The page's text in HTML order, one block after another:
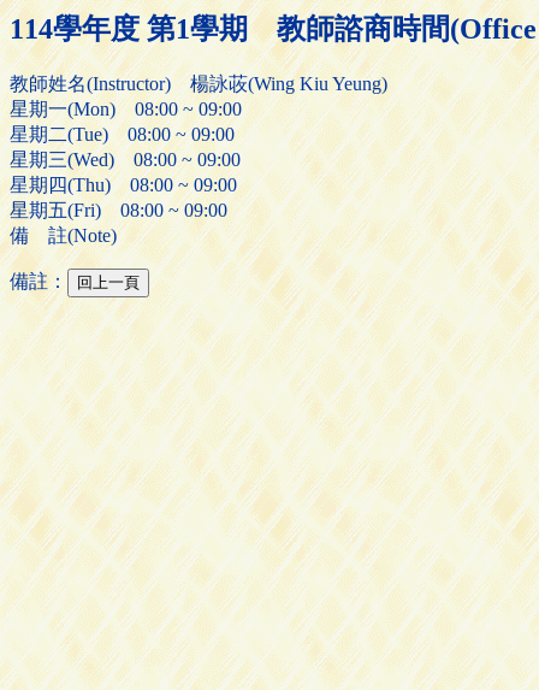
114學年度 第1學期 教師諮商時間
教師姓名(Instructor) 楊詠荍(Wing Kiu Yeung)
星期一(Mon) 08:00 ~ 09:00
星期二(Tue) 08:00 ~ 09:00
星期三(Wed) 08:00 ~ 09:00
星期四(Thu) 08:00 ~ 09:00
星期五(Fri) 08:00 ~ 09:00
備 註(Note)
備註：